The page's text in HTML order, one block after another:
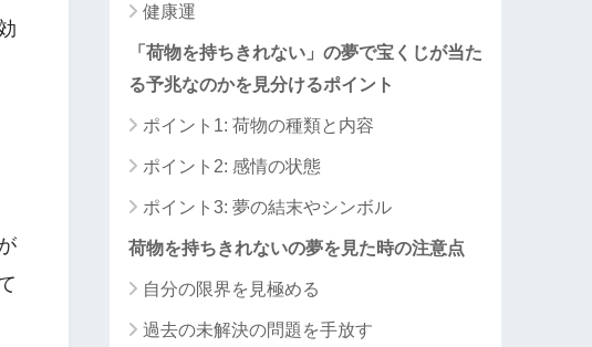
健康運
「荷物を持ちきれない」の夢で宝くじが当た
る予兆なのかを見分けるポイント
ポイント1: 荷物の種類と内容
ポイント2: 感情の状態
ポイント3: 夢の結末やシンボル
荷物を持ちきれないの夢を見た時の注意点
自分の限界を見極める
過去の未解決の問題を手放す